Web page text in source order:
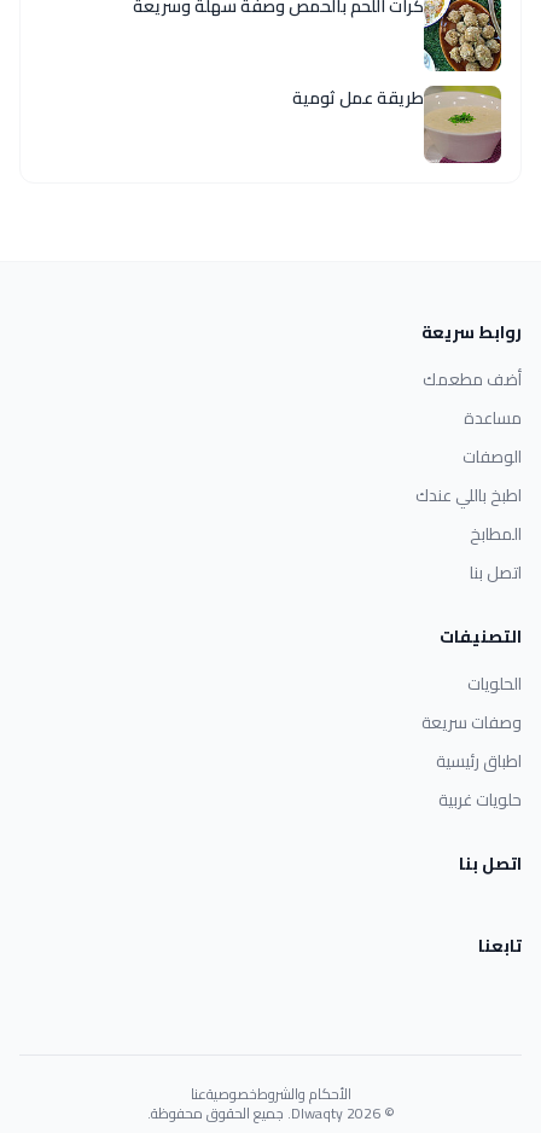
طريقة عمل ثومية
روابط سريعة
أضف مطعمك
مساعدة
الوصفات
اطبخ باللي عندك
المطابخ
اتصل بنا
التصنيفات
الحلويات
وصفات سريعة
اطباق رئيسية
حلويات غربية
اتصل بنا
تابعنا
الأحكام والشروطخصوصيةعنا
© 2026 Dlwaqty. جميع الحقوق محفوظة.